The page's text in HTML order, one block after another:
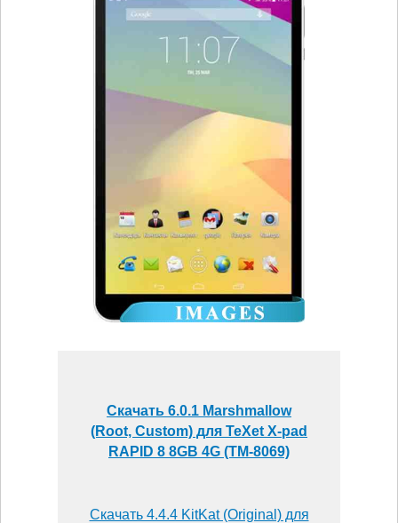
Скачать 6.0.1 Marshmallow
(Root, Custom) для TeXet X-pad
RAPID 8 8GB 4G (TM-8069)
Скачать 4.4.4 KitKat (Original) для